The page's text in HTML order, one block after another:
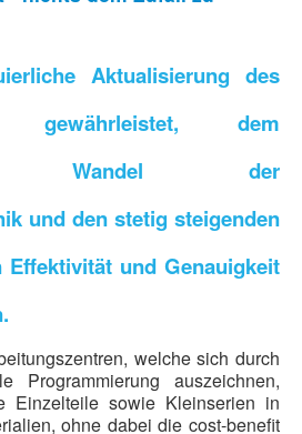
Aktualisierung des
gewährleistet, dem
Wandel der
und den stetig steigenden
Effektivität und Genauigkeit
welche sich durch
Programmierung auszeichnen,
Einzelteile sowie Kleinserien in
ohne dabei die cost-benefit